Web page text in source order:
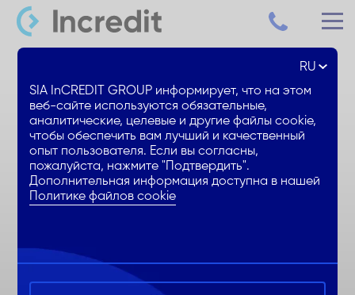
Потребительский кредит до 15000€
Сниженная % ставка
1. месяц БЕЗ ежемесячных %
Удобное оформление онлайн
RU
SIA InCREDIT GROUP информирует, что на этом
веб-сайте используются обязательные,
аналитические, целевые и другие файлы cookie,
чтобы обеспечить вам лучший и качественный
опыт пользователя. Если вы согласны,
пожалуйста, нажмите "Подтвердить".
Дополнительная информация доступна в нашей
Политике файлов cookie